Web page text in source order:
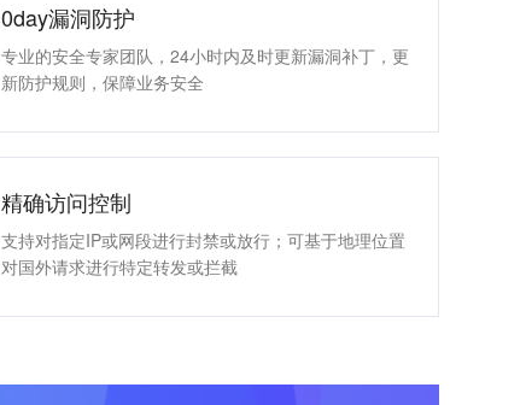
0day漏洞防护
专业的安全专家团队，24小时内及时更新漏洞补丁，更
新防护规则，保障业务安全
精确访问控制
支持对指定IP或网段进行封禁或放行；可基于地理位置
对国外请求进行特定转发或拦截